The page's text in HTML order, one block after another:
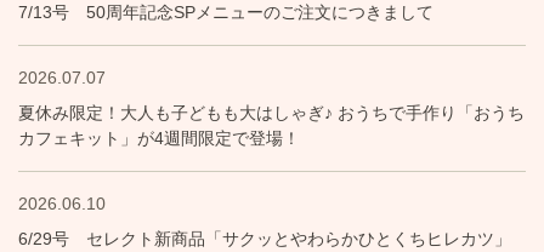
7/13号 50周年記念SPメニューのご注文につきまして
2026.07.07
夏休み限定！大人も子どもも大はしゃぎ♪ おうちで手作り「おうち
カフェキット」が4週間限定で登場！
2026.06.10
6/29号 セレクト新商品「サクッとやわらかひとくちヒレカツ」